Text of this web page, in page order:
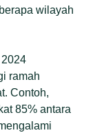
wilayah
ramah
Contoh,
85% antara